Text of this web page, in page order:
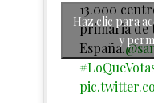
13.000
primaria de
España.
Haz clic para
y